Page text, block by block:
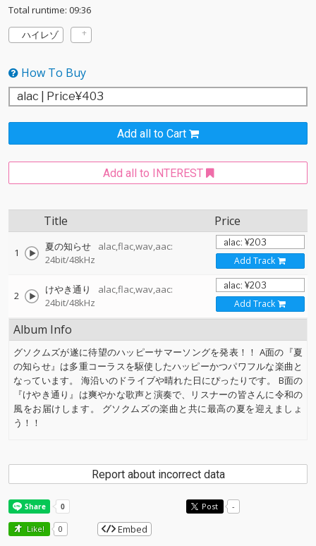
Total runtime: 09:36
ハイレゾ
How To Buy
Add all to Cart
Add all to INTEREST
Title Price
1 夏の知らせ
alac,flac,wav,aac:
24bit/48kHz
Add Track
2 けやき通り
alac,flac,wav,aac:
24bit/48kHz
Add Track
Album Info
グソクムズが遂に待望のハッピーサマーソングを発表！！ A面の『夏
の知らせ』は多重コーラスを駆使したハッピーかつパワフルな楽曲と
なっています。 海沿いのドライブや晴れた日にぴったりです。 B面の
『けやき通り』は爽やかな歌声と演奏で、リスナーの皆さんに令和の
風をお届けします。 グソクムズの楽曲と共に最高の夏を迎えましょ
う！！
Report about incorrect data
Post -
Like! 0 Embed